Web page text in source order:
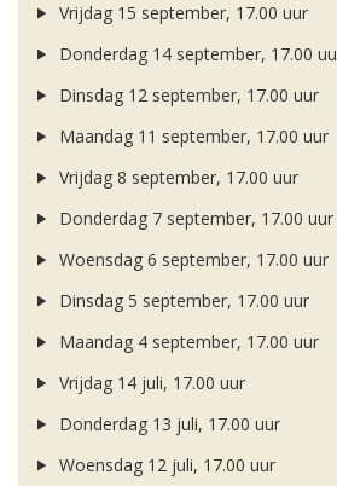
Vrijdag 15 september, 17.00 uur
Donderdag 14 september, 17.00
Dinsdag 12 september, 17.00 uur
Maandag 11 september, 17.00 uur
Vrijdag 8 september, 17.00 uur
Donderdag 7 september, 17.00 uur
Woensdag 6 september, 17.00 uur
Dinsdag 5 september, 17.00 uur
Maandag 4 september, 17.00 uur
Vrijdag 14 juli, 17.00 uur
Donderdag 13 juli, 17.00 uur
Woensdag 12 juli, 17.00 uur